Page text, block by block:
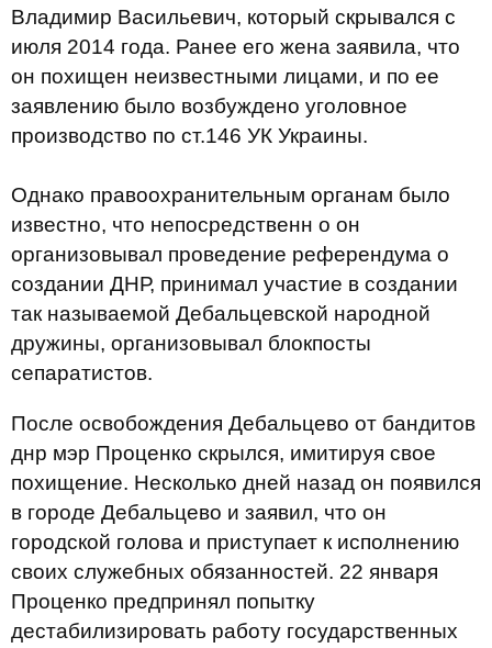
Владимир Васильевич, который скрывался с
июля 2014 года. Ранее его жена заявила, что
он похищен неизвестными лицами, и по ее
заявлению было возбуждено уголовное
производство по ст.146 УК Украины.
Однако правоохранительным органам было
известно, что непосредственн о он
организовывал проведение референдума о
создании ДНР, принимал участие в создании
так называемой Дебальцевской народной
дружины, организовывал блокпосты
сепаратистов.
После освобождения Дебальцево от бандитов
днр мэр Проценко скрылся, имитируя свое
похищение. Несколько дней назад он появился
в городе Дебальцево и заявил, что он
городской голова и приступает к исполнению
своих служебных обязанностей. 22 января
Проценко предпринял попытку
дестабилизировать работу государственных